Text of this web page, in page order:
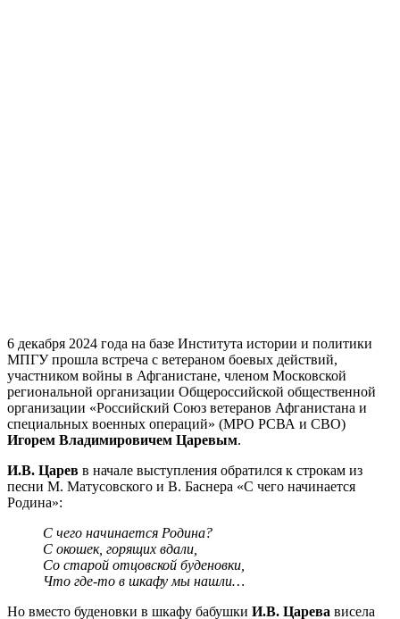
6 декабря 2024 года на базе Института истории и политики
МПГУ прошла встреча с ветераном боевых действий,
участником войны в Афганистане, членом Московской
региональной организации Общероссийской общественной
организации «Российский Союз ветеранов Афганистана и
специальных военных операций» (МРО РСВА и СВО)
Игорем Владимировичем Царевым.
И.В. Царев в начале выступления обратился к строкам из
песни М. Матусовского и В. Баснера «С чего начинается
Родина»:
С чего начинается Родина?
С окошек, горящих вдали,
Со старой отцовской буденовки,
Что где-то в шкафу мы нашли…
Но вместо буденовки в шкафу бабушки И.В. Царева висела